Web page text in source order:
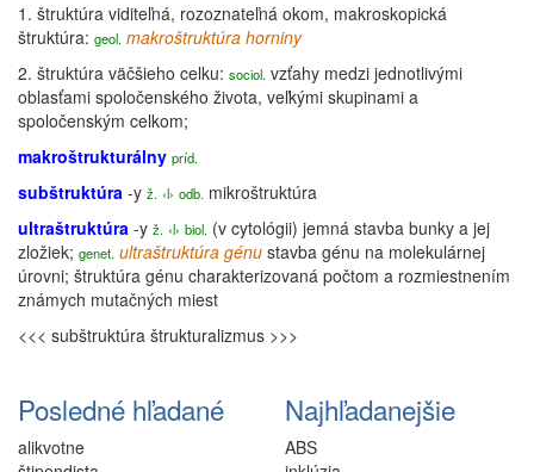
1. štruktúra viditeľná, rozoznateľná okom, makroskopická
štruktúra: geol. makroštruktúra horniny
2. štruktúra väčšieho celku: sociol. vzťahy medzi jednotlivými
oblasťami spoločenského života, veľkými skupinami a
spoločenským celkom;
makroštrukturálny príd.
subštruktúra -y ž. ‹l› odb. mikroštruktúra
ultraštruktúra -y ž. ‹l› biol. (v cytológii) jemná stavba bunky a jej
zložiek; genet. ultraštruktúra génu stavba génu na molekulárnej
úrovni; štruktúra génu charakterizovaná počtom a rozmiestnením
známych mutačných miest
<<< subštruktúra štrukturalizmus >>>
Posledné hľadané
alikvotne
Najhľadanejšie
ABS